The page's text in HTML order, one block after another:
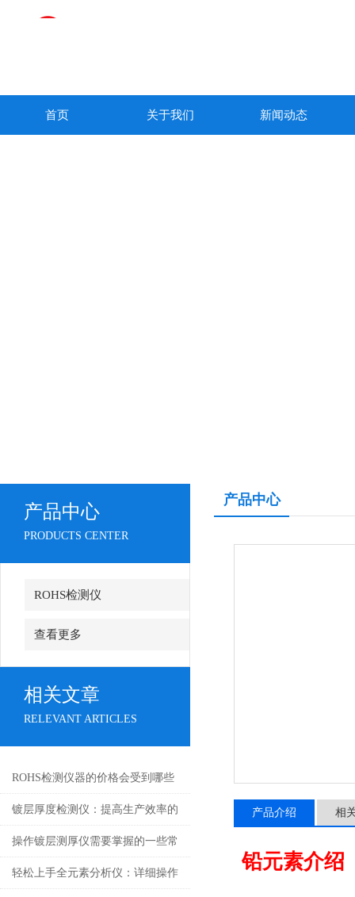
首页 关于我们 新闻动态
产品中心
PRODUCTS CENTER
ROHS检测仪
查看更多
相关文章
RELEVANT ARTICLES
ROHS检测仪器的价格会受到哪些
因素的影响
镀层厚度检测仪：提高生产效率的
有效工具
操作镀层测厚仪需要掌握的一些常
识
轻松上手全元素分析仪：详细操作
产品中心
产品介绍 相
铅元素介绍